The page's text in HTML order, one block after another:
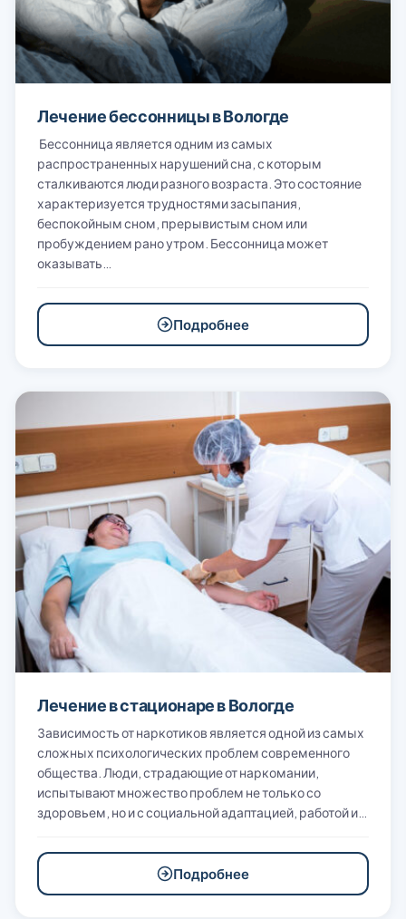
Лечение бессонницы в Вологде
Бессонница является одним из самых
распространенных нарушений сна, с которым
сталкиваются люди разного возраста. Это состояние
характеризуется трудностями засыпания,
беспокойным сном, прерывистым сном или
пробуждением рано утром. Бессонница может
оказывать…
Подробнее
Лечение в стационаре в Вологде
Зависимость от наркотиков является одной из самых
сложных психологических проблем современного
общества. Люди, страдающие от наркомании,
испытывают множество проблем не только со
здоровьем, но и с социальной адаптацией, работой и…
Подробнее